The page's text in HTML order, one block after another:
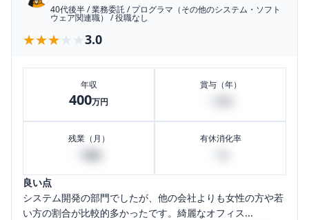
40代後半/業務委託/プログラマ（その他のシステム・ソフト
ウェア関連職）/役職なし
★★★★★
★★★★★ 3.0
年収
400万円
賞与（年）
残業（月） 有休消化率
良い点
システム開発の部門でしたが、他の会社よりも女性の方や若
い方の割合が比較的多かったです。綺麗なオフィス...